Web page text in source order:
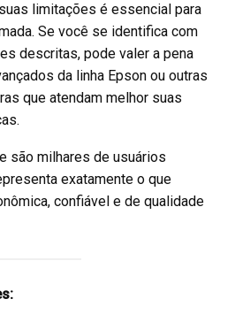
limitações é essencial para
Se você se identifica com
descritas, pode valer a pena
da linha Epson ou outras
que atendam melhor suas
são milhares de usuários
exatamente o que
confiável e de qualidade